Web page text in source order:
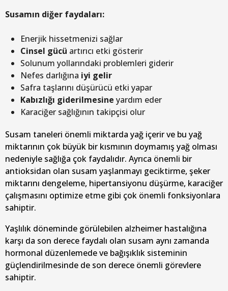
Susamın diğer faydaları:
Enerjik hissetmenizi sağlar
Cinsel gücü artırıcı etki gösterir
Solunum yollarındaki problemleri giderir
Nefes darlığına iyi gelir
Safra taşlarını düşürücü etki yapar
Kabızlığı giderilmesine yardım eder
Karaciğer sağlığının takipçisi olur
Susam taneleri önemli miktarda yağ içerir ve bu yağ
miktarının çok büyük bir kısmının doymamış yağ olması
nedeniyle sağlığa çok faydalıdır. Ayrıca önemli bir
antioksidan olan susam yaşlanmayı geciktirme, şeker
miktarını dengeleme, hipertansiyonu düşürme, karaciğer
çalışmasını optimize etme gibi çok önemli fonksiyonlara
sahiptir.
Yaşlılık döneminde görülebilen alzheimer hastalığına
karşı da son derece faydalı olan susam aynı zamanda
hormonal düzenlemede ve bağışıklık sisteminin
güçlendirilmesinde de son derece önemli görevlere
sahiptir.